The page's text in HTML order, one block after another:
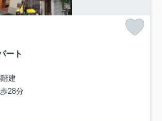
ート
建
28分